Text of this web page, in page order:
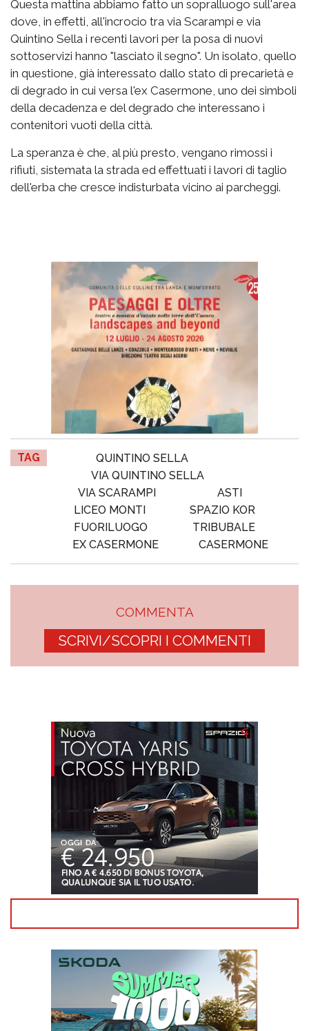
Questa mattina abbiamo fatto un sopralluogo sull'area
dove, in effetti, all'incrocio tra via Scarampi e via
Quintino Sella i recenti lavori per la posa di nuovi
sottoservizi hanno "lasciato il segno". Un isolato, quello
in questione, già interessato dallo stato di precarietà e
di degrado in cui versa l'ex Casermone, uno dei simboli
della decadenza e del degrado che interessano i
contenitori vuoti della città.
La speranza è che, al più presto, vengano rimossi i
rifiuti, sistemata la strada ed effettuati i lavori di taglio
dell'erba che cresce indisturbata vicino ai parcheggi.
TAG
QUINTINO SELLA
VIA QUINTINO SELLA
VIA SCARAMPI
ASTI
LICEO MONTI
SPAZIO KOR
FUORILUOGO
TRIBUBALE
EX CASERMONE
CASERMONE
COMMENTA
SCRIVI/SCOPRI I COMMENTI